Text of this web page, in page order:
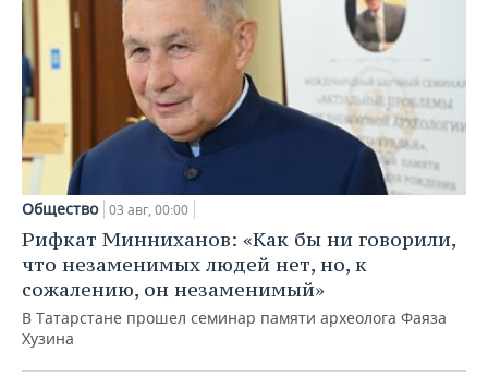
Общество 03 авг, 00:00
Рифкат Минниханов: «Как бы ни говорили,
что незаменимых людей нет, но, к
сожалению, он незаменимый»
В Татарстане прошел семинар памяти археолога Фаяза
Хузина